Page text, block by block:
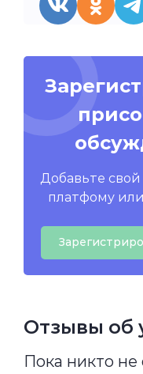
Добавьте
платфому
Отзывы об
Пока никто не